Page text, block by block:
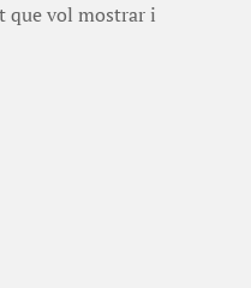
que vol mostrar i